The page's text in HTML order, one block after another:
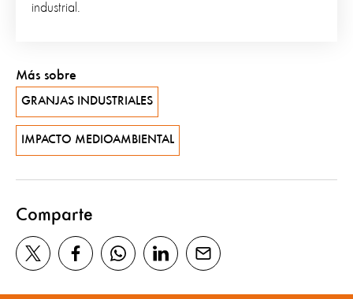
industrial.
Más sobre
GRANJAS INDUSTRIALES
IMPACTO MEDIOAMBIENTAL
Comparte